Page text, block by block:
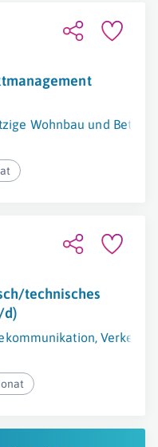
Wohnbau und
technisches
d)
Verkehr